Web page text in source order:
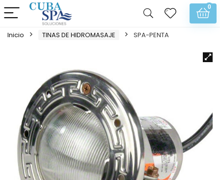
0
Inicio TINAS DE HIDROMASAJE SPA-PENTA